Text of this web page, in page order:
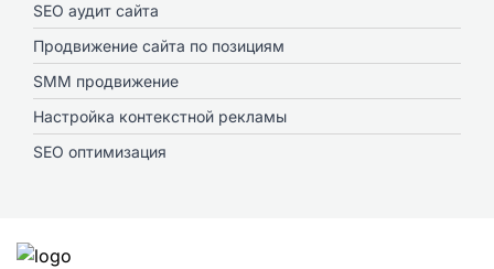
SEO аудит сайта
Продвижение сайта по позициям
SMM продвижение
Настройка контекстной рекламы
SEO оптимизация